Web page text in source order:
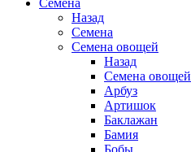
Семена
Назад
Семена
Семена овощей
Назад
Семена овощей
Арбуз
Артишок
Баклажан
Бамия
Бобы